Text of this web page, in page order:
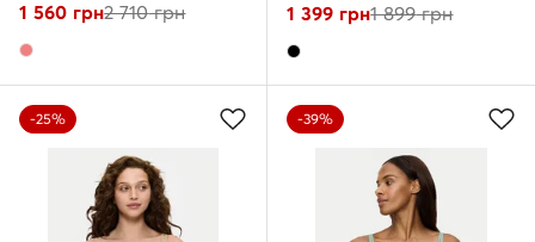
1 560 грн2 710грн 1 399 грн1 899грн
-25% -39%